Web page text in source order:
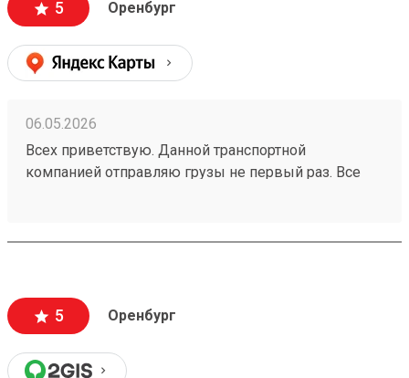
5 Оренбург
06.05.2026
Всех приветствую. Данной транспортной
компанией отправляю грузы не первый раз. Все
груза и время работы. Рекомендую Заказ
5 Оренбург